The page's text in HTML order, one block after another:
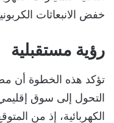
خفض الانبعاثات
رؤية مستقبلية
تؤكد هذه الخطوة أن
التحول إلى سوق
الكهربائية، إذ من